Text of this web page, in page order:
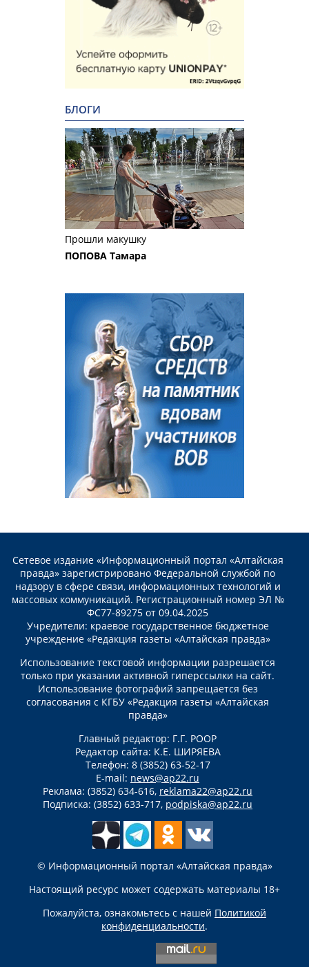
БЛОГИ
Прошли макушку
ПОПОВА Тамара
Сетевое издание «Информационный портал «Алтайская
правда» зарегистрировано Федеральной службой по
надзору в сфере связи, информационных технологий и
массовых коммуникаций. Регистрационный номер ЭЛ №
ФС77-89275 от 09.04.2025
Учредители: краевое государственное бюджетное
учреждение «Редакция газеты «Алтайская правда»
Использование текстовой информации разрешается
только при указании активной гиперссылки на сайт.
Использование фотографий запрещается без
согласования с КГБУ «Редакция газеты «Алтайская
правда»
Главный редактор: Г.Г. РООР
Редактор сайта: К.Е. ШИРЯЕВА
Телефон: 8 (3852) 63-52-17
E-mail: news@ap22.ru
Реклама: (3852) 634-616, reklama22@ap22.ru
Подписка: (3852) 633-717, podpiska@ap22.ru
© Информационный портал «Алтайская правда»
Настоящий ресурс может содержать материалы 18+
Пожалуйста, ознакомьтесь с нашей Политикой
конфиденциальности.